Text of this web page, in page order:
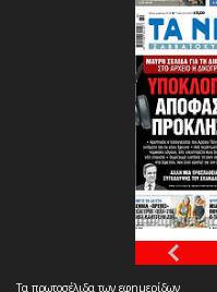
Τα πρωτοσέλιδατων εφημερίδων